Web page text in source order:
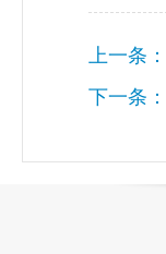
上一条：
下一条：